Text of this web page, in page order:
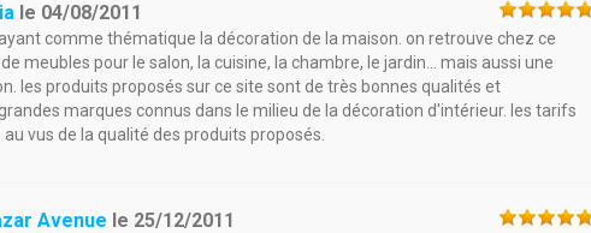
le 04/08/2011
comme thématique la décoration de la maison. on retrouve chez ce
meubles pour le salon, la cuisine, la chambre, le jardin... mais aussi une
les produits proposés sur ce site sont de très bonnes qualités et
marques connus dans le milieu de la décoration d'intérieur. les tarifs
vus de la qualité des produits proposés.
Avenue le 25/12/2011